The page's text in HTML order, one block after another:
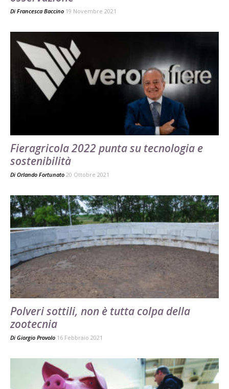
Di Francesca Baccino 19 Novembre 2021
Fieragricola 2022 punta su tecnologia e
sostenibilità
Di Orlando Fortunato 20 Ottobre 2021
Polveri sottili, non è tutta colpa della
zootecnia
Di Giorgio Provolo 16 Febbraio 2021